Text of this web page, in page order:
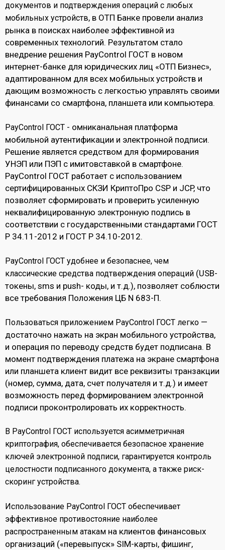
документов и подтверждения операций с любых
мобильных устройств, в ОТП Банке провели анализ
рынка в поисках наиболее эффективной из
современных технологий. Результатом стало
внедрение решения PayControl ГОСТ в новом
интернет-банке для юридических лиц «ОТП Бизнес»,
адаптированном для всех мобильных устройств и
дающим возможность с легкостью управлять своими
финансами со смартфона, планшета или компьютера.
PayControl ГОСТ - омниканальная платформа
мобильной аутентификации и электронной подписи.
Решение является средством для формирования
УНЭП или ПЭП с имитовставкой в смартфоне.
PayControl ГОСТ работает с использованием
сертифицированных СКЗИ КриптоПро CSP и JCP, что
позволяет сформировать и проверить усиленную
неквалифицированную электронную подпись в
соответствии с государственными стандартами ГОСТ
Р 34.11-2012 и ГОСТ Р 34.10-2012.
PayControl ГОСТ удобнее и безопаснее, чем
классические средства подтверждения операций (USB-
токены, sms и push- коды, и т.д.), позволяет соблюсти
все требования Положения ЦБ N 683-П.
Пользоваться приложением PayControl ГОСТ легко —
достаточно нажать на экран мобильного устройства,
и операция по переводу средств будет подписана. В
момент подтверждения платежа на экране смартфона
или планшета клиент видит все реквизиты транзакции
(номер, сумма, дата, счет получателя и т.д.) и имеет
возможность перед формированием электронной
подписи проконтролировать их корректность.
В PayControl ГОСТ используется асимметричная
криптография, обеспечивается безопасное хранение
ключей электронной подписи, гарантируется контроль
целостности подписанного документа, а также риск-
скоринг устройства.
Использование PayControl ГОСТ обеспечивает
эффективное противостояние наиболее
распространенным атакам на клиентов финансовых
организаций («перевыпуск» SIM-карты, фишинг,